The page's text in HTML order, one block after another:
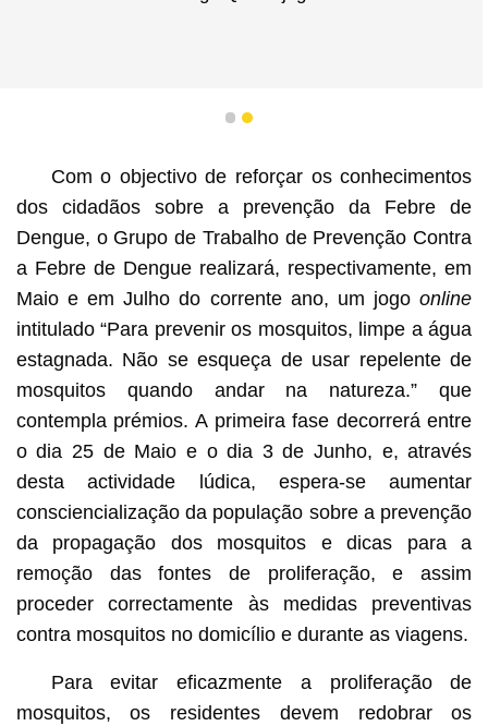
1 2
Com o objectivo de reforçar os conhecimentos
dos cidadãos sobre a prevenção da Febre de
Dengue, o Grupo de Trabalho de Prevenção Contra
a Febre de Dengue realizará, respectivamente, em
Maio e em Julho do corrente ano, um jogoonline
intitulado “Para prevenir os mosquitos, limpe a água
estagnada. Não se esqueça de usar repelente de
mosquitos quando andar na natureza.” que
contempla prémios. A primeira fase decorrerá entre
o dia 25 de Maio e o dia 3 de Junho, e, através
desta actividade lúdica, espera-se aumentar
consciencialização da população sobre a prevenção
da propagação dos mosquitos e dicas para a
remoção das fontes de proliferação, e assim
proceder correctamente às medidas preventivas
contra mosquitos no domicílio e durante as viagens.
Para evitar eficazmente a proliferação de
mosquitos, os residentes devem redobrar os